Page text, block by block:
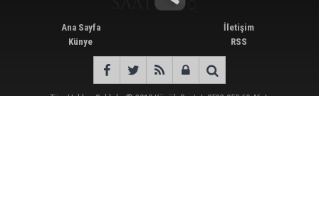
Ana Sayfa
Künye
İletişim
RSS
Tüm Hakları Saklıdır © 2019Küçük Saat|0532 059 69 46|